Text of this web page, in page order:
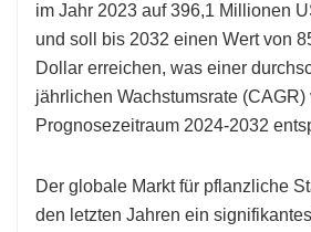
im Jahr 2023 auf 396,1 Millionen
und soll bis 2032 einen Wert von
Dollar erreichen, was einer
jährlichen Wachstumsrate (CAGR)
Prognosezeitraum 2024-2032
Der globale Markt für pflanzliche
den letzten Jahren ein